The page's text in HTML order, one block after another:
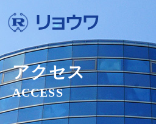
アクセス
ACCESS